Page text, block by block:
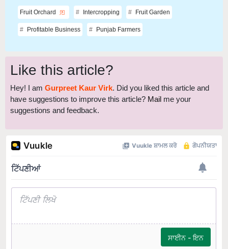
Fruit Orchard Intercropping Fruit Garden
Profitable Business Punjab Farmers
Like this article?
Hey! I am Gurpreet Kaur Virk. Did you liked this article and
have suggestions to improve this article? Mail me your
suggestions and feedback.